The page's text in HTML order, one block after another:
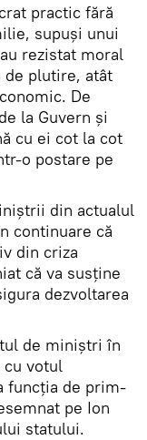
practic fără
supuși unui
rezistat moral
de plutire, atât
De
la Guvern și
cu ei cot la cot
o postare pe
din actualul
continuare că
din criza
că va susține
dezvoltarea
de miniștri în
cu votul
funcția de prim-
pe Ion
statului.